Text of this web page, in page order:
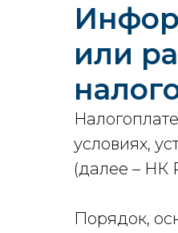
или
условиях,
(далее – НК
Порядок,